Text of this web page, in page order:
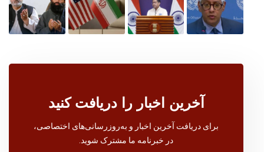
آخرین اخبار را دریافت کنید
برای دریافت آخرین اخبار و به‌روزرسانی‌های اختصاصی،
در خبرنامه ما مشترک شوید.